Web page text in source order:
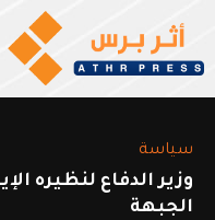
سياسة
وزير الدفاع لنظيره
الجبهة